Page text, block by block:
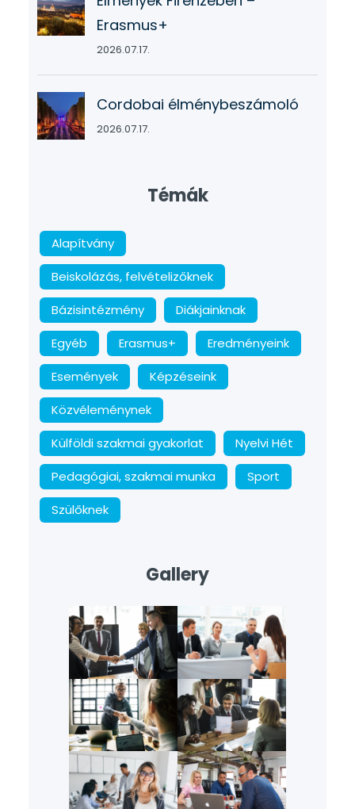
Erasmus+
2026.07.17.
Cordobai élménybeszámoló
2026.07.17.
Témák
Alapítvány
Beiskolázás, felvételizőknek
Bázisintézmény
Diákjainknak
Egyéb
Erasmus+
Eredményeink
Események
Képzéseink
Közvéleménynek
Külföldi szakmai gyakorlat
Nyelvi Hét
Pedagógiai, szakmai munka
Sport
Szülőknek
Gallery